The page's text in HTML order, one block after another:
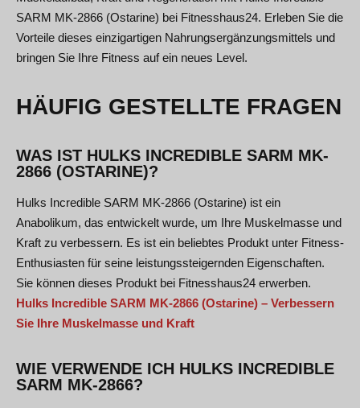
SARM MK-2866 (Ostarine) bei Fitnesshaus24. Erleben Sie die
Vorteile dieses einzigartigen Nahrungsergänzungsmittels und
bringen Sie Ihre Fitness auf ein neues Level.
HÄUFIG GESTELLTE FRAGEN
WAS IST HULKS INCREDIBLE SARM MK-
2866 (OSTARINE)?
Hulks Incredible SARM MK-2866 (Ostarine) ist ein
Anabolikum, das entwickelt wurde, um Ihre Muskelmasse und
Kraft zu verbessern. Es ist ein beliebtes Produkt unter Fitness-
Enthusiasten für seine leistungssteigernden Eigenschaften.
Sie können dieses Produkt bei Fitnesshaus24 erwerben.
Hulks Incredible SARM MK-2866 (Ostarine) – Verbessern
Sie Ihre Muskelmasse und Kraft
WIE VERWENDE ICH HULKS INCREDIBLE
SARM MK-2866?